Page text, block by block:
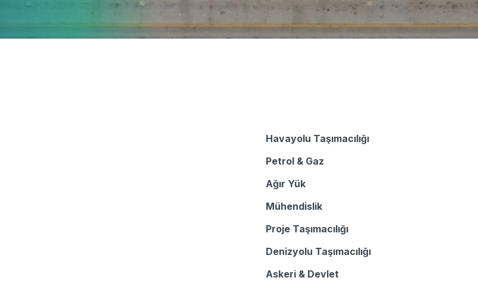
Havayolu Taşımacılığı
Petrol & Gaz
Ağır Yük
Mühendislik
Proje Taşımacılığı
Denizyolu Taşımacılığı
Askeri & Devlet